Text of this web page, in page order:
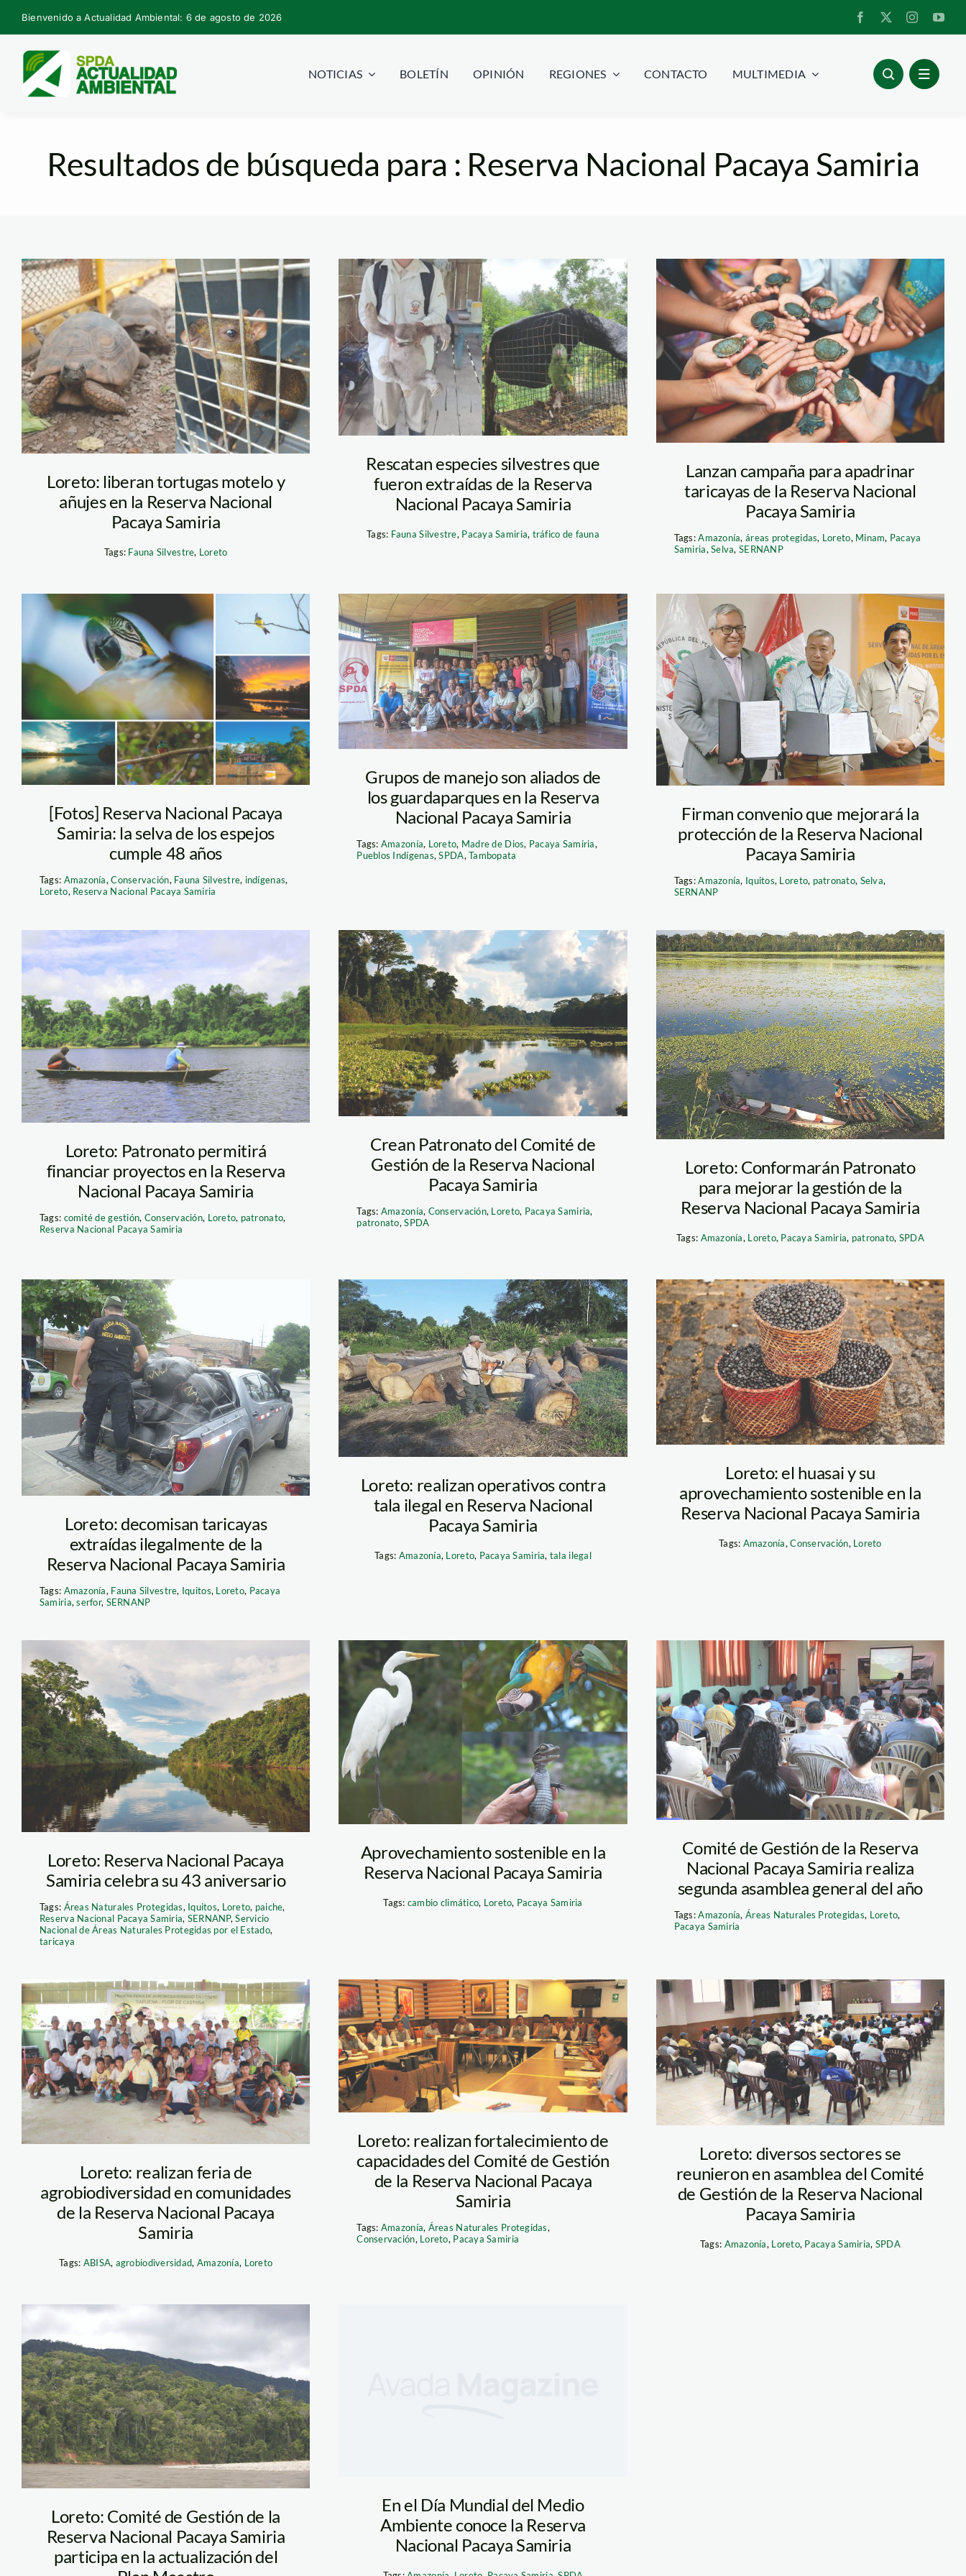
Skip
to
content
Bienvenido a Actualidad Ambiental: 6 de agosto de 2026
NOTICIAS BOLETÍN OPINIÓN REGIONES CONTACTO MULTIMEDIA
Resultados de búsqueda para : Reserva Nacional Pacaya Samiria
motelo-y-aniuje
—serfor
Loreto: liberan tortugas motelo y
añujes en la Reserva Nacional
Pacaya Samiria
Tags: Fauna Silvestre, Loreto
Rescate de
animales Pacaya
Samiria.Fotos-
Ministerio
Público
Rescatan especies silvestres que
fueron extraídas de la Reserva
Nacional Pacaya Samiria
Tags: Fauna Silvestre, Pacaya Samiria, tráfico de fauna
pacaya-samiria
—-TM—spda9
En El Dorado y en otras zonas de la reserva
también se cría a la taricaya para repoblar a
este especie y para consumo de las
comunidades. Foto: Thomas Müller / SPDA
Lanzan campaña para apadrinar
taricayas de la Reserva Nacional
Pacaya Samiria
Tags:Amazonía, áreas protegidas, Loreto, Minam, Pacaya
Samiria,Selva, SERNANP
pacaya-samiria—
kevin-arce
[Fotos] Reserva Nacional Pacaya
Samiria: la selva de los espejos
cumple 48 años
Tags: Amazonía,Conservación, Fauna Silvestre, indígenas,
Loreto, Reserva Nacional Pacaya Samiria
taller-de-
patronato-en-la-
RNPS.
Grupos de manejo son aliados de
los guardaparques en la Reserva
Nacional Pacaya Samiria
Tags: Amazonía, Loreto, Madre de Dios, Pacaya Samiria,
Pueblos Indígenas,SPDA,Tambopata
sernanp y pacaya
samiria
Firman convenio que mejorará la
protección de la Reserva Nacional
Pacaya Samiria
Tags:Amazonía, Iquitos, Loreto, patronato, Selva,
SERNANP
pacaya-samiria
—-jaime-tranca—
spda4
Loreto: Patronato permitirá
financiar proyectos en la Reserva
Nacional Pacaya Samiria
Tags: comité de gestión, Conservación, Loreto, patronato,
Reserva Nacional Pacaya Samiria
Pacaya-
Samiria_Thomas-
Müller
Crean Patronato del Comité de
Gestión de la Reserva Nacional
Pacaya Samiria
Tags: Amazonía, Conservación, Loreto, Pacaya Samiria,
patronato,SPDA
pacaya
samiria_thomas
muller
Loreto: Conformarán Patronato
para mejorar la gestión de la
Reserva Nacional Pacaya Samiria
Tags: Amazonía, Loreto, Pacaya Samiria, patronato, SPDA
intervención
Pacaya Samiria
Loreto: decomisan taricayas
extraídas ilegalmente de la
Reserva Nacional Pacaya Samiria
Tags: Amazonía, Fauna Silvestre, Iquitos, Loreto, Pacaya
Samiria,serfor, SERNANP
tala-ilegal_ diario
La Región
Loreto: realizan operativos contra
tala ilegal en Reserva Nacional
Pacaya Samiria
Tags: Amazonía, Loreto, Pacaya Samiria, tala ilegal
huasai
Loreto: el huasai y su
aprovechamiento sostenible en la
Reserva Nacional Pacaya Samiria
Tags: Amazonía,Conservación, Loreto
Actualidad_ambiental_Pacaya
samiria 4
Loreto: Reserva Nacional Pacaya
Samiria celebra su 43 aniversario
Tags: Áreas Naturales Protegidas, Iquitos, Loreto, paiche,
Reserva Nacional Pacaya Samiria, SERNANP,Servicio
Nacional de Áreas Naturales Protegidas por el Estado,
taricaya
Pacaya Samiria
especies que son
nuestro país. El
yarina, maquisapa,
río, manatí,
huangana,
Aprovechamiento sostenible en la
Reserva Nacional Pacaya Samiria
Tags: cambio climático, Loreto, Pacaya Samiria
CdG RNPS_
Segunda
Asamblea _Nauta
Comité de Gestión de la Reserva
Nacional Pacaya Samiria realiza
segunda asamblea general del año
Tags:Amazonía, Áreas Naturales Protegidas, Loreto,
Pacaya Samiria
feria en sapuena
de ABISA_SPDA
Loreto: realizan feria de
agrobiodiversidad en comunidades
de la Reserva Nacional Pacaya
Samiria
Tags: ABISA, agrobiodiversidad, Amazonía, Loreto
loreto_taller
Loreto: realizan fortalecimiento de
capacidades del Comité de Gestión
de la Reserva Nacional Pacaya
Samiria
Tags: Amazonía, Áreas Naturales Protegidas,
Conservación, Loreto, Pacaya Samiria
Asamblea
General del CdG
de la RNPS
Loreto: diversos sectores se
reunieron en asamblea del Comité
de Gestión de la Reserva Nacional
Pacaya Samiria
Tags: Amazonía, Loreto, Pacaya Samiria, SPDA
man04
Loreto: Comité de Gestión de la
Reserva Nacional Pacaya Samiria
participa en la actualización del
En el Día Mundial del Medio
Ambiente conoce la Reserva
Nacional Pacaya Samiria